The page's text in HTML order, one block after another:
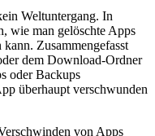
Weltuntergang. In
wie man gelöschte Apps
Zusammengefasst
dem Download-Ordner
oder Backups
überhaupt verschwunden
von Apps